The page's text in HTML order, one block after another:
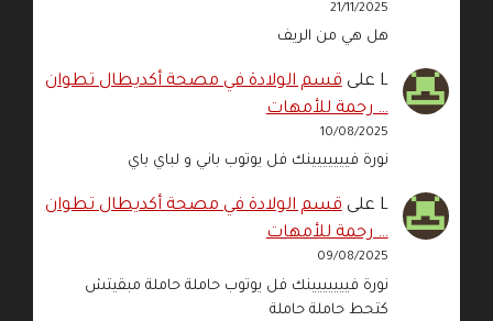
21/11/2025
هل هي من الريف
L علىقسم الولادة في مصحة أكديطال تطوان
… رحمة للأمهات
10/08/2025
نورة فييييييينك فل يوتوب باني و لباي باي
L علىقسم الولادة في مصحة أكديطال تطوان
… رحمة للأمهات
09/08/2025
نورة فييييييينك فل يوتوب حاملة حاملة مبقيتش
كتحط حاملة حاملة